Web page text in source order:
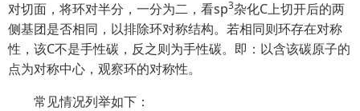
对切面，将环对半分，一分为二，看sp3杂化C上切开后的两
侧基团是否相同，以排除环对称结构。若相同则环存在对称
性，该C不是手性碳，反之则为手性碳。即：以含该碳原子的
点为对称中心，观察环的对称性。
常见情况列举如下：